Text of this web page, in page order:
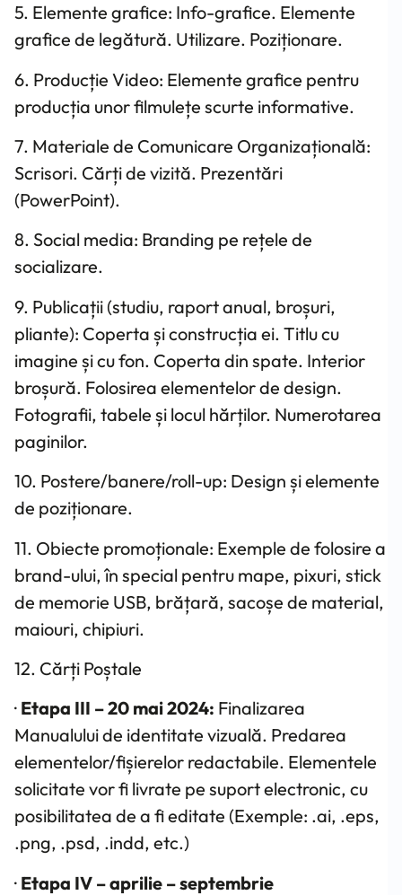
5. Elemente grafice: Info-grafice. Elemente
grafice de legătură. Utilizare. Poziționare.
6. Producție Video: Elemente grafice pentru
producția unor filmulețe scurte informative.
7. Materiale de Comunicare Organizațională:
Scrisori. Cărți de vizită. Prezentări
(PowerPoint).
8. Social media: Branding pe rețele de
socializare.
9. Publicații (studiu, raport anual, broșuri,
pliante): Coperta și construcția ei. Titlu cu
imagine și cu fon. Coperta din spate. Interior
broșură. Folosirea elementelor de design.
Fotografii, tabele și locul hărților. Numerotarea
paginilor.
10. Postere/banere/roll-up: Design și elemente
de poziționare.
11. Obiecte promoționale: Exemple de folosire a
brand-ului, în special pentru mape, pixuri, stick
de memorie USB, brățară, sacoșe de material,
maiouri, chipiuri.
12. Cărți Poștale
· Etapa III – 20 mai 2024: Finalizarea
Manualului de identitate vizuală. Predarea
elementelor/fișierelor redactabile. Elementele
solicitate vor fi livrate pe suport electronic, cu
posibilitatea de a fi editate (Exemple: .ai, .eps,
.png, .psd, .indd, etc.)
· Etapa IV – aprilie – septembrie